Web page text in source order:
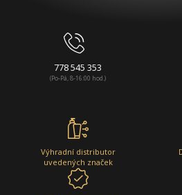
778 545 353
(Po-Pá, 8-16:00 hod.)
Výhradní distributor
uvedených značek